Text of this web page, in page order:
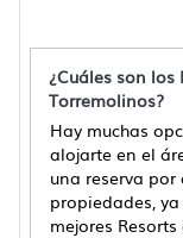
¿Cuáles son los
Torremolinos?
Hay muchas
alojarte en el
una reserva
propiedades,
mejores